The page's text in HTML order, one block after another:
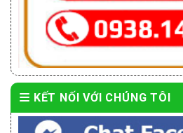
KẾT NỐI VỚI CHÚNG TÔI